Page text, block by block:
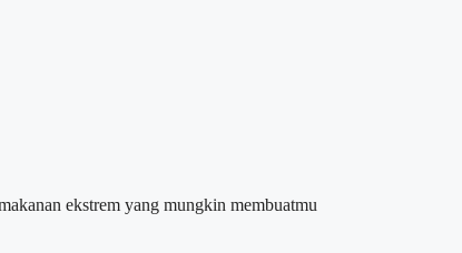
ekstrem yang mungkin membuatmu